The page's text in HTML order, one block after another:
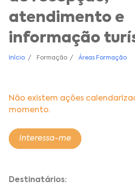
atendimento e
informação
Início Formação Áreas Formação
Não existem ações
momento.
Interessa-me
Destinatários: